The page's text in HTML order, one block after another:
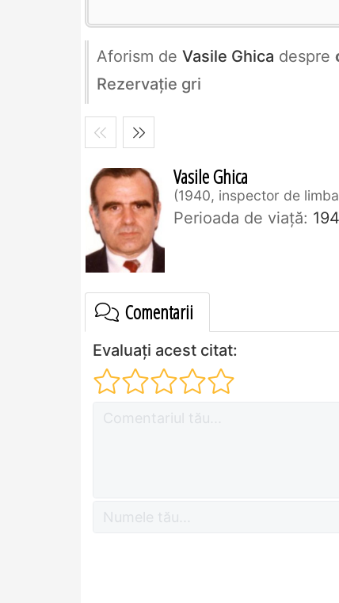
Aforism de Vasile Ghica despre
Rezervaţie gri
Vasile Ghica
1940, inspector de
Perioada de viaţă:
Comentarii
Evaluați acest citat: